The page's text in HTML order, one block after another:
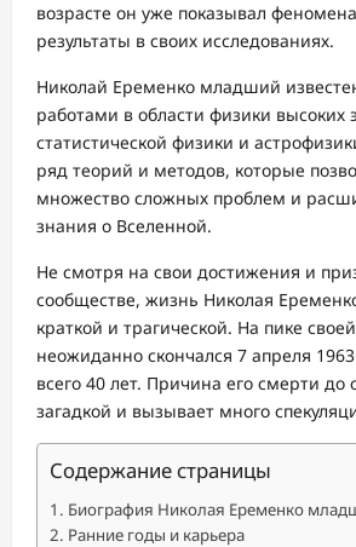
возрасте он уже показывал
результаты в своих исследованиях.
Николай Еременко младший
работами в области физики высоких
статистической физики и
ряд теорий и методов, которые
множество сложных проблем и
знания о Вселенной.
Не смотря на свои достижения и
сообществе, жизнь Николая
краткой и трагической. На пике
неожиданно скончался 7 апреля
всего 40 лет. Причина его смерти до
загадкой и вызывает много
Содержание страницы
Биография Николая Еременко
Ранние годы и карьера